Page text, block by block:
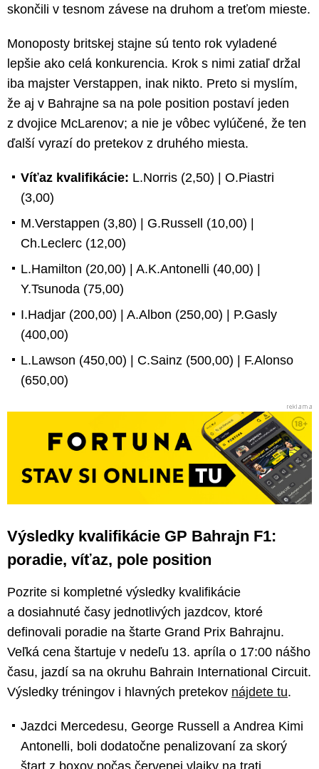
skončili v tesnom závese na druhom a treťom mieste.
Monoposty britskej stajne sú tento rok vyladené
lepšie ako celá konkurencia. Krok s nimi zatiaľ držal
iba majster Verstappen, inak nikto. Preto si myslím,
že aj v Bahrajne sa na pole position postaví jeden
z dvojice McLarenov; a nie je vôbec vylúčené, že ten
ďalší vyrazí do pretekov z druhého miesta.
Víťaz kvalifikácie: L.Norris (2,50) | O.Piastri
(3,00)
M.Verstappen (3,80) | G.Russell (10,00) |
Ch.Leclerc (12,00)
L.Hamilton (20,00) | A.K.Antonelli (40,00) |
Y.Tsunoda (75,00)
I.Hadjar (200,00) | A.Albon (250,00) | P.Gasly
(400,00)
L.Lawson (450,00) | C.Sainz (500,00) | F.Alonso
(650,00)
Výsledky kvalifikácie GP Bahrajn F1:
poradie, víťaz, pole position
Pozrite si kompletné výsledky kvalifikácie
a dosiahnuté časy jednotlivých jazdcov, ktoré
definovali poradie na štarte Grand Prix Bahrajnu.
Veľká cena štartuje v nedeľu 13. apríla o 17:00 nášho
času, jazdí sa na okruhu Bahrain International Circuit.
Výsledky tréningov i hlavných pretekov nájdete tu.
Jazdci Mercedesu, George Russell a Andrea Kimi
Antonelli, boli dodatočne penalizovaní za skorý